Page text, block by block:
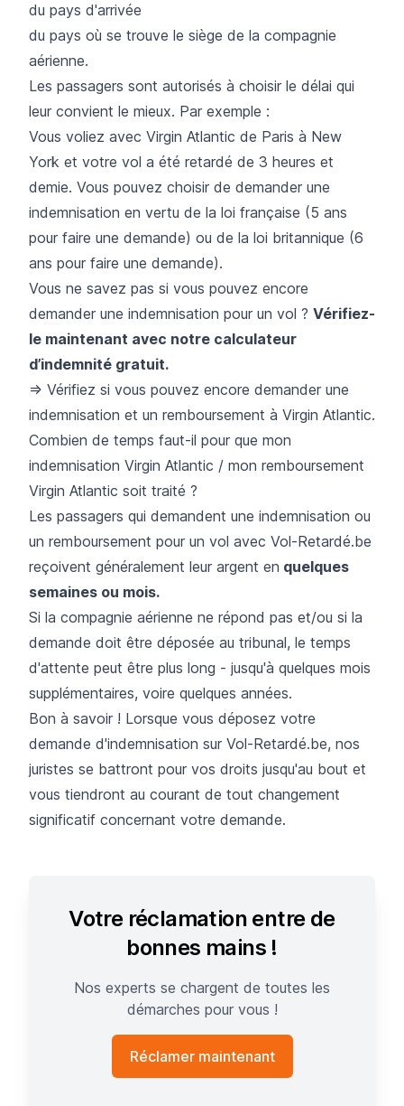
du pays d'arrivée
du pays où se trouve le siège de la compagnie
aérienne.
Les passagers sont autorisés à choisir le délai qui
leur convient le mieux. Par exemple :
Vous voliez avec Virgin Atlantic de Paris à New
York et votre vol a été retardé de 3 heures et
demie. Vous pouvez choisir de demander une
indemnisation en vertu de la loi française (5 ans
pour faire une demande) ou de la loi britannique (6
ans pour faire une demande).
Vous ne savez pas si vous pouvez encore
demander une indemnisation pour un vol ? Vérifiez-
le maintenant avec notre calculateur
d’indemnité gratuit.
=> Vérifiez si vous pouvez encore demander une
indemnisation et un remboursement à Virgin Atlantic.
Combien de temps faut-il pour que mon
indemnisation Virgin Atlantic / mon remboursement
Virgin Atlantic soit traité ?
Les passagers qui demandent une indemnisation ou
un remboursement pour un vol avec Vol-Retardé.be
reçoivent généralement leur argent en quelques
semaines ou mois.
Si la compagnie aérienne ne répond pas et/ou si la
demande doit être déposée au tribunal, le temps
d'attente peut être plus long - jusqu'à quelques mois
supplémentaires, voire quelques années.
Bon à savoir ! Lorsque vous déposez votre
demande d'indemnisation sur Vol-Retardé.be, nos
juristes se battront pour vos droits jusqu'au bout et
vous tiendront au courant de tout changement
significatif concernant votre demande.
Votre réclamation entre de
bonnes mains !
Nos experts se chargent de toutes les
démarches pour vous !
Réclamer maintenant